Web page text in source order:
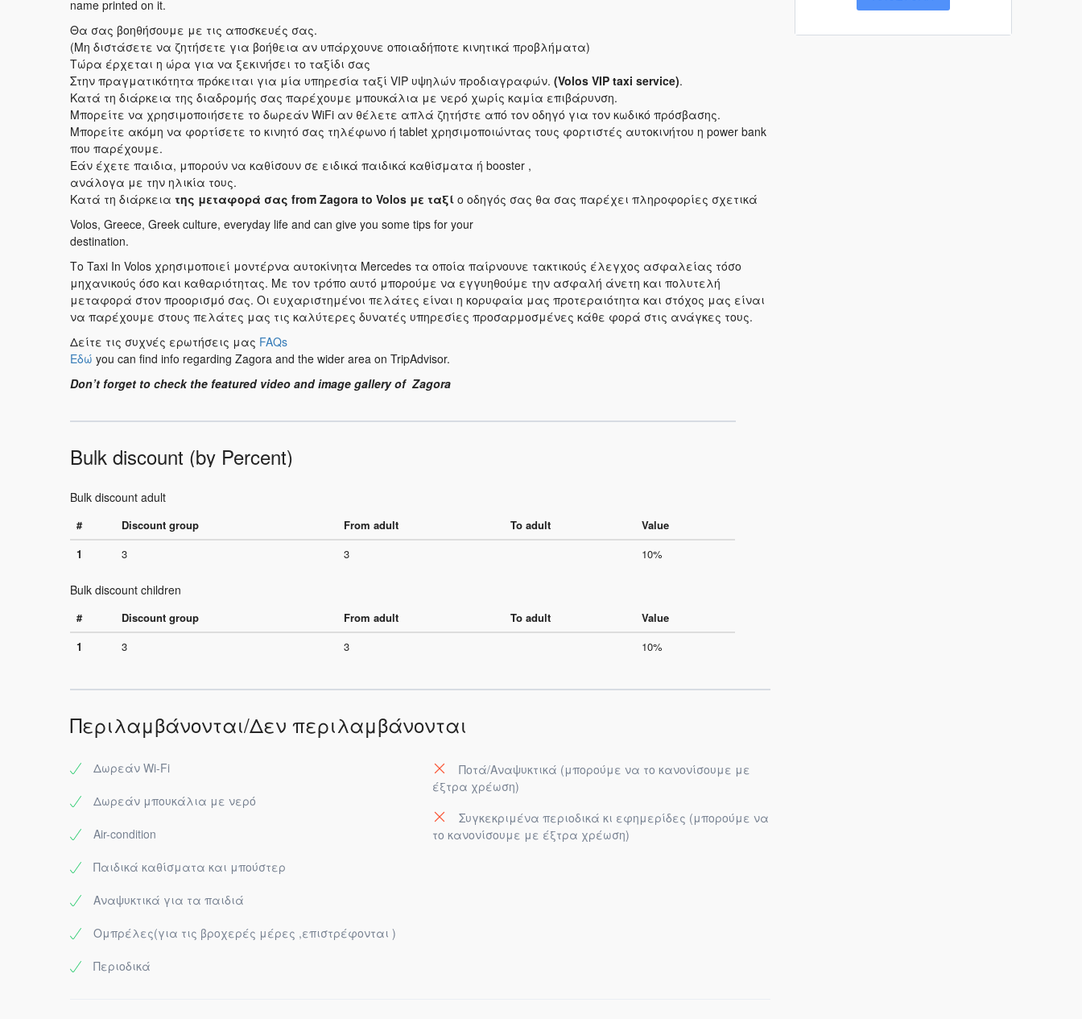
name printed on it.
Θα σας βοηθήσουμε με τις αποσκευές σας.
(Μη διστάσετε να ζητήσετε για βοήθεια αν υπάρχουνε οποιαδήποτε κινητικά προβλήματα)
Τώρα έρχεται η ώρα για να ξεκινήσει το ταξίδι σας
Στην πραγματικότητα πρόκειται για μία υπηρεσία ταξί VIP υψηλών προδιαγραφών. (Volos VIP taxi service).
Κατά τη διάρκεια της διαδρομής σας παρέχουμε μπουκάλια με νερό χωρίς καμία επιβάρυνση.
Μπορείτε να χρησιμοποιήσετε το δωρεάν WiFi αν θέλετε απλά ζητήστε από τον οδηγό για τον κωδικό πρόσβασης.
Μπορείτε ακόμη να φορτίσετε το κινητό σας τηλέφωνο ή tablet χρησιμοποιώντας τους φορτιστές αυτοκινήτου η power bank
που παρέχουμε.
Εάν έχετε παιδια, μπορούν να καθίσουν σε ειδικά παιδικά καθίσματα ή booster ,
ανάλογα με την ηλικία τους.
Κατά τη διάρκεια της μεταφορά σας from Zagora to Volos με ταξί ο οδηγός σας θα σας παρέχει πληροφορίες σχετικά
Volos, Greece, Greek culture, everyday life and can give you some tips for your
destination.
Το Taxi In Volos χρησιμοποιεί μοντέρνα αυτοκίνητα Mercedes τα οποία παίρνουνε τακτικούς έλεγχος ασφαλείας τόσο
μηχανικούς όσο και καθαριότητας. Με τον τρόπο αυτό μπορούμε να εγγυηθούμε την ασφαλή άνετη και πολυτελή
μεταφορά στον προορισμό σας. Οι ευχαριστημένοι πελάτες είναι η κορυφαία μας προτεραιότητα και στόχος μας είναι
να παρέχουμε στους πελάτες μας τις καλύτερες δυνατές υπηρεσίες προσαρμοσμένες κάθε φορά στις ανάγκες τους.
Δείτε τις συχνές ερωτήσεις μας FAQs
Εδώ you can find info regarding Zagora and the wider area on TripAdvisor.
Don’t forget to check the featured video and image gallery of Zagora
Bulk discount (by Percent)
Bulk discount adult
# Discount group From adult To adult
Value
1
3 3 10%
Bulk discount children
# Discount group From adult To adult
Value
1
3 3 10%
Περιλαμβάνονται/Δεν περιλαμβάνονται
Δωρεάν Wi-Fi
Δωρεάν μπουκάλια με νερό
Air-condition
Παιδικά καθίσματα και μπούστερ
Αναψυκτικά για τα παιδιά
Ομπρέλες(για τις βροχερές μέρες ,επιστρέφονται )
Περιοδικά
Ποτά/Αναψυκτικά (μπορούμε να το κανονίσουμε με
έξτρα χρέωση)
Συγκεκριμένα περιοδικά κι εφημερίδες (μπορούμε να
το κανονίσουμε με έξτρα χρέωση)